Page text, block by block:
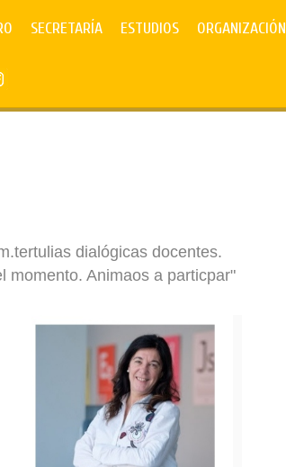
SECRETARÍA ESTUDIOS ORGANIZACIÓN
dialógicas docentes.
momento. Animaos a particpar"